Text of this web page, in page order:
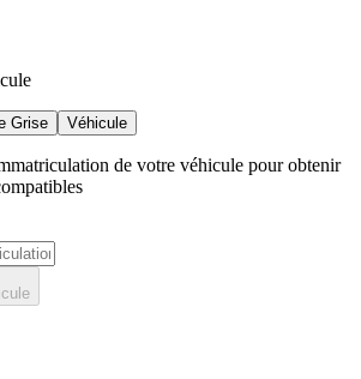
Grise Véhicule
de votre véhicule pour obtenir